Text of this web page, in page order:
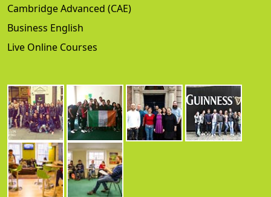
Cambridge Advanced (CAE)
Business English
Live Online Courses